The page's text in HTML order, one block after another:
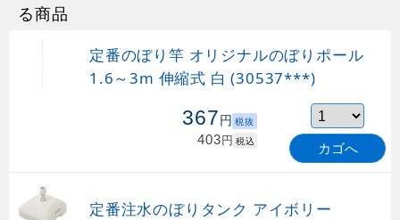
る商品
定番のぼり竿 オリジナルのぼりポール
1.6～3m 伸縮式 白 (30537***)
367円 税抜
403円 税込 カゴへ
定番注水のぼりタンク アイボリー